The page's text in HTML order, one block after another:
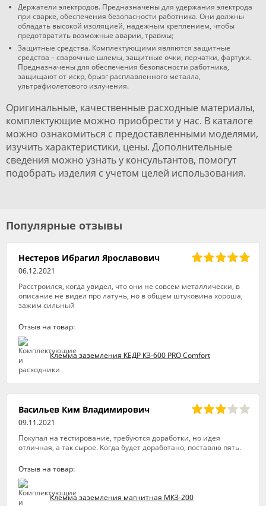
Держатели электродов. Предназначены для удержания электрода
при сварке, обеспечения безопасности работника. Они должны
обладать высокой изоляцией, надежным креплением, чтобы
предотвратить возможные аварии, травмы;
Защитные средства. Комплектующими являются защитные
средства – сварочные шлемы, защитные очки, перчатки, фартуки.
Предназначены для обеспечения безопасности работника,
защищают от искр, брызг расплавленного металла,
ультрафиолетового излучения.
Оригинальные, качественные расходные материалы,
комплектующие можно приобрести у нас. В каталоге
можно ознакомиться с предоставленными моделями,
изучить характеристики, цены. Дополнительные
сведения можно узнать у консультантов, помогут
подобрать изделия с учетом целей использования.
Популярные отзывы
Нестеров Ибрагил Ярославович
06.12.2021
Расстроился, когда увидел, что они не совсем металлически, в
описание не видел про латунь, но в общем штуковина хороша,
зажим сильный
Отзыв на товар:
Клемма заземления КЕДР КЗ-600 PRO Comfort
Васильев Ким Владимирович
09.11.2021
Покупал на тестирование, требуются доработки, но идея
отличная, а так сырое. Когда будет доработано, поставлю пять.
Отзыв на товар:
Клемма заземления магнитная МКЗ-200